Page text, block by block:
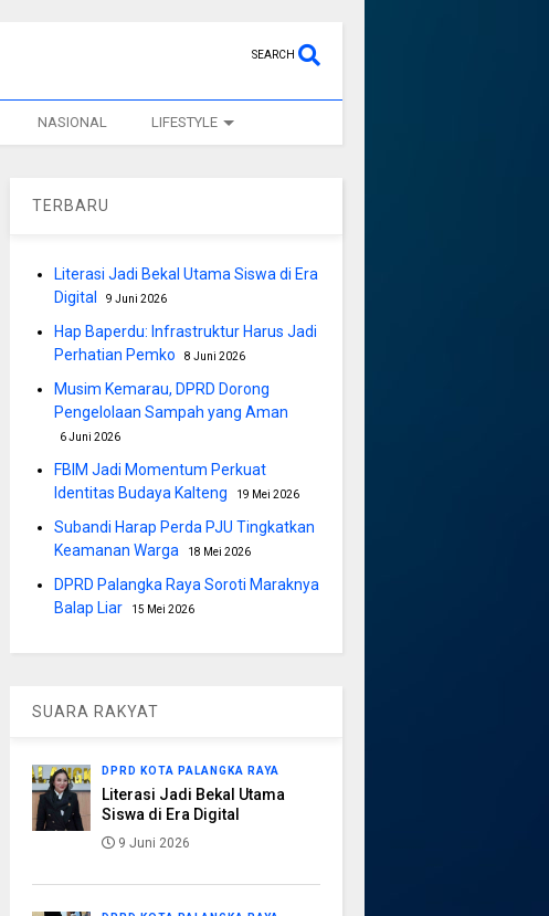
SEARCH
NASIONAL LIFESTYLE
TERBARU
Literasi Jadi Bekal Utama Siswa di Era
Digital
9 Juni 2026
Hap Baperdu: Infrastruktur Harus Jadi
Perhatian Pemko
8 Juni 2026
Musim Kemarau, DPRD Dorong
Pengelolaan Sampah yang Aman
6 Juni 2026
FBIM Jadi Momentum Perkuat
Identitas Budaya Kalteng
19 Mei 2026
Subandi Harap Perda PJU Tingkatkan
Keamanan Warga
18 Mei 2026
DPRD Palangka Raya Soroti Maraknya
Balap Liar
15 Mei 2026
SUARA RAKYAT
DPRD KOTA PALANGKA RAYA
Literasi Jadi Bekal Utama
Siswa di Era Digital
9 Juni 2026